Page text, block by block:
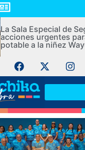
La Sala Especial de
acciones urgentes
potable a la niñez